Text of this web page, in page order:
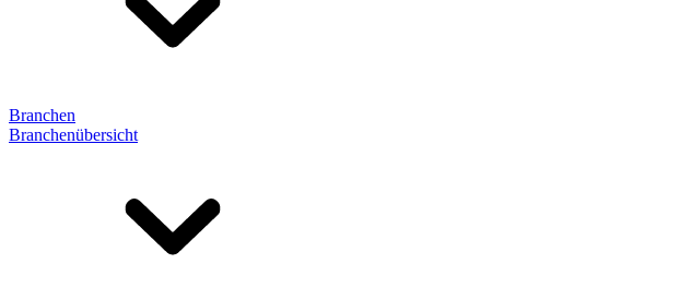
Branchen
Branchenübersicht